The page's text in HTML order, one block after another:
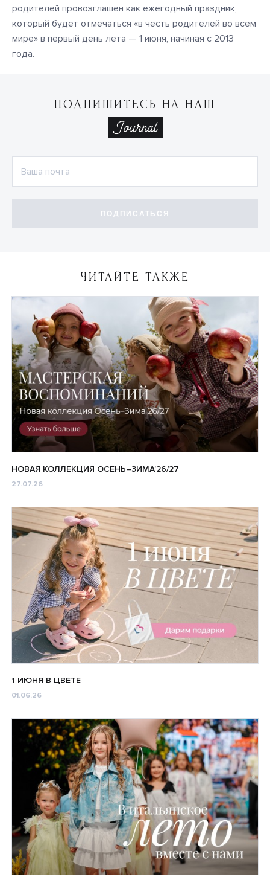
родителей провозглашен как ежегодный праздник,
который будет отмечаться «в честь родителей во всем
мире» в первый день лета — 1 июня, начиная с 2013
года.
ПОДПИШИТЕСЬ НА НАШ
ПОДПИСАТЬСЯ
ЧИТАЙТЕ ТАКЖЕ
27.07.26
НОВАЯ КОЛЛЕКЦИЯ ОСЕНЬ–ЗИМА’26/27
01.06.26
1 ИЮНЯ В ЦВЕТЕ